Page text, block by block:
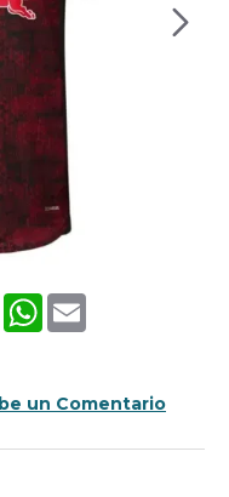
WhatsApp
Email
un Comentario